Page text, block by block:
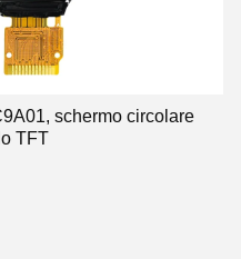
schermo circolare
TFT